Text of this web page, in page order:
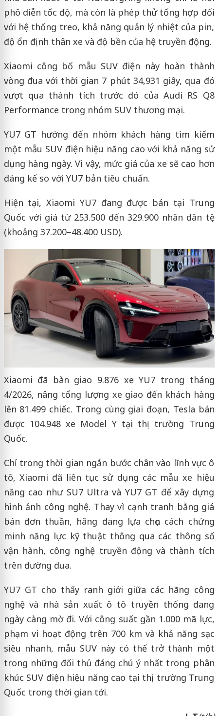
phô diễn tốc độ, mà còn là phép thử tổng hợp đối
với hệ thống treo, khả năng quản lý nhiệt của pin,
độ ổn định thân xe và độ bền của hệ truyền động.
Xiaomi công bố mẫu SUV điện này hoàn thành
vòng đua với thời gian 7 phút 34,931 giây, qua đó
vượt qua thành tích trước đó của Audi RS Q8
Performance trong nhóm SUV thương mại.
YU7 GT hướng đến nhóm khách hàng tìm kiếm
một mẫu SUV điện hiệu năng cao với khả năng sử
dụng hàng ngày. Vì vậy, mức giá của xe sẽ cao hơn
đáng kể so với YU7 bản tiêu chuẩn.
Hiện tại, Xiaomi YU7 đang được bán tại Trung
Quốc với giá từ 253.500 đến 329.900 nhân dân tệ
(khoảng 37.200–48.400 USD).
Xiaomi đã bàn giao 9.876 xe YU7 trong tháng
4/2026, nâng tổng lượng xe giao đến khách hàng
lên 81.499 chiếc. Trong cùng giai đoạn, Tesla bán
được 104.948 xe Model Y tại thị trường Trung
Quốc.
Chỉ trong thời gian ngắn bước chân vào lĩnh vực ô
tô, Xiaomi đã liên tục sử dụng các mẫu xe hiệu
năng cao như SU7 Ultra và YU7 GT để xây dựng
hình ảnh công nghệ. Thay vì cạnh tranh bằng giá
bán đơn thuần, hãng đang lựa chọn cách chứng
minh năng lực kỹ thuật thông qua các thông số
vận hành, công nghệ truyền động và thành tích
trên đường đua.
YU7 GT cho thấy ranh giới giữa các hãng công
nghệ và nhà sản xuất ô tô truyền thống đang
ngày càng mờ đi. Với công suất gần 1.000 mã lực,
phạm vi hoạt động trên 700 km và khả năng sạc
siêu nhanh, mẫu SUV này có thể trở thành một
trong những đối thủ đáng chú ý nhất trong phân
khúc SUV điện hiệu năng cao tại thị trường Trung
Quốc trong thời gian tới.